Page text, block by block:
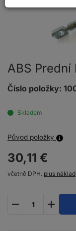
ABS
Číslo položky:
Skladem
Původ položky
30,11 €
včetně DPH. plus